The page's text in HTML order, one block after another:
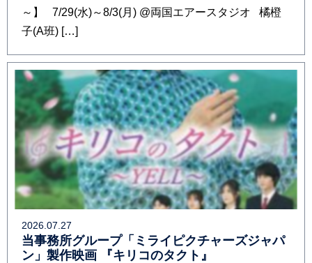
～】 7/29(水)～8/3(月) @両国エアースタジオ 橘橙
子(A班) […]
2026.07.27
当事務所グループ「ミライピクチャーズジャパ
ン」製作映画 『キリコのタクト』